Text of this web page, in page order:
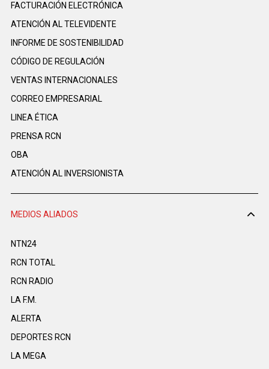
FACTURACIÓN ELECTRÓNICA
ATENCIÓN AL TELEVIDENTE
INFORME DE SOSTENIBILIDAD
CÓDIGO DE REGULACIÓN
VENTAS INTERNACIONALES
CORREO EMPRESARIAL
LINEA ÉTICA
PRENSA RCN
OBA
ATENCIÓN AL INVERSIONISTA
MEDIOS ALIADOS
NTN24
RCN TOTAL
RCN RADIO
LA F.M.
ALERTA
DEPORTES RCN
LA MEGA